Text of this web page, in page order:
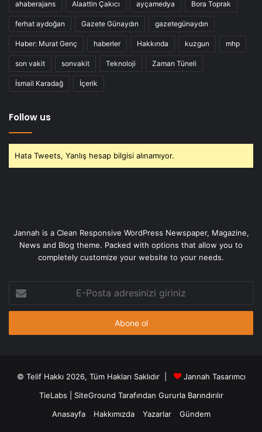
ahaberajans Alaattin Çakıcı ayçamedya Bora Toprak
ferhat aydoğan Gazete Günaydın gazetegünaydın
Haber: Murat Genç haberler Hakkında kuzgun mhp
son vakit sonvakit Teknoloji Zaman Tüneli
İsmail Karadağ İçerik
Follow us
Hata Tweets, Yanlış hesap bilgisi alınamıyor.
Jannah is a Clean Responsive WordPress Newspaper, Magazine,
News and Blog theme. Packed with options that allow you to
completely customize your website to your needs.
Posta
adresinizi
© Telif Hakkı 2026, Tüm Hakları Saklıdır |
Jannah Tasarımcı
TieLabs
SiteGround Tarafından Gururla Barındırılır
Anasayfa
Hakkımızda Yazarlar Gündem